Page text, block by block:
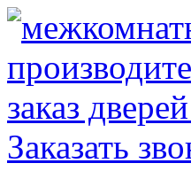
Заказать